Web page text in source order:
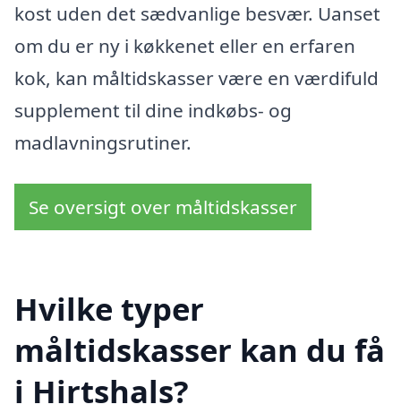
kost uden det sædvanlige besvær. Uanset
om du er ny i køkkenet eller en erfaren
kok, kan måltidskasser være en værdifuld
supplement til dine indkøbs- og
madlavningsrutiner.
Se oversigt over måltidskasser
Hvilke typer
måltidskasser kan du få
i Hirtshals?